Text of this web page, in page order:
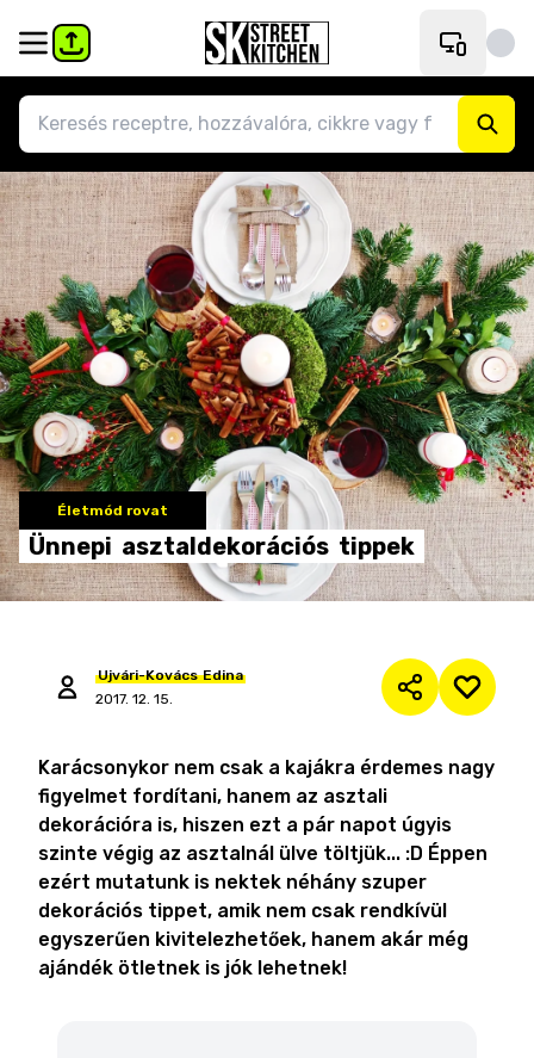
Életmód rovat
Ünnepi asztaldekorációs tippek
Ujvári-Kovács Edina
2017. 12. 15.
Karácsonykor nem csak a kajákra érdemes nagy
figyelmet fordítani, hanem az asztali
dekorációra is, hiszen ezt a pár napot úgyis
szinte végig az asztalnál ülve töltjük... :D Éppen
ezért mutatunk is nektek néhány szuper
dekorációs tippet, amik nem csak rendkívül
egyszerűen kivitelezhetőek, hanem akár még
ajándék ötletnek is jók lehetnek!